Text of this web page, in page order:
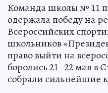
Команда школы № 11
одержала победу на
Всероссийских
школьников
право выйти на
боролись 21–22 мая в
собрали сильнейшие